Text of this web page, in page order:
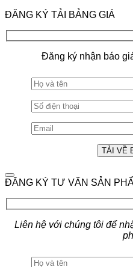
ĐĂNG KÝ TẢI BẢNG GIÁ
Đăng ký nhận báo
ĐĂNG KÝ TƯ VẤN SẢN
Liên hệ với chúng tôi để